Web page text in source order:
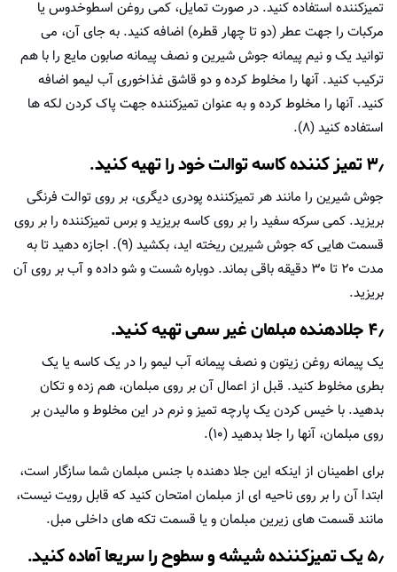
تمیزکننده استفاده کنید. در صورت تمایل، کمی روغن اسطوخدوس یا
مرکبات را جهت عطر (دو تا چهار قطره) اضافه کنید. به جای آن، می
توانید یک و نیم پیمانه جوش شیرین و نصف پیمانه صابون مایع را با هم
ترکیب کنید. آنها را مخلوط کرده و دو قاشق غذاخوری آب لیمو اضافه
کنید. آنها را مخلوط کرده و به عنوان تمیزکننده جهت پاک کردن لکه ها
استفاده کنید (۸).
۳٫ تمیز کننده کاسه توالت خود را تهیه کنید.
جوش شیرین را مانند هر تمیزکننده پودری دیگری، بر روی توالت فرنگی
بریزید. کمی سرکه سفید را بر روی کاسه بریزید و برس تمیزکننده را بر روی
قسمت هایی که جوش شیرین ریخته اید، بکشید (۹). اجازه دهید تا به
مدت ۲۰ تا ۳۰ دقیقه باقی بماند. دوباره شست و شو داده و آب بر روی آن
بریزید.
۴٫ جلادهنده مبلمان غیر سمی تهیه کنید.
یک پیمانه روغن زیتون و نصف پیمانه آب لیمو را در یک کاسه یا یک
بطری مخلوط کنید. قبل از اعمال آن بر روی مبلمان، هم زده و تکان
بدهید. با خیس کردن یک پارچه تمیز و نرم در این مخلوط و مالیدن بر
روی مبلمان، آنها را جلا بدهید (۱۰).
برای اطمینان از اینکه این جلا دهنده با جنس مبلمان شما سازگار است،
ابتدا آن را بر روی ناحیه ای از مبلمان امتحان کنید که قابل رویت نیست،
مانند قسمت های زیرین مبلمان و یا قسمت تکه های داخلی مبل.
۵٫ یک تمیزکننده شیشه و سطوح را سریعا آماده کنید.